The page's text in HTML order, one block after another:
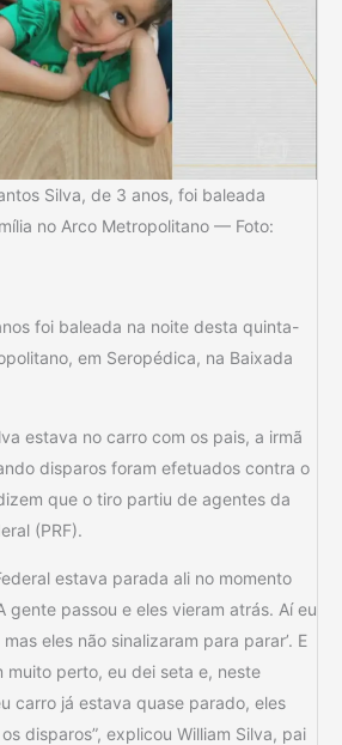
Silva, de 3 anos, foi baleada
no Arco Metropolitano — Foto:
foi baleada na noite desta quinta-
em Seropédica, na Baixada
estava no carro com os pais, a irmã
disparos foram efetuados contra o
que o tiro partiu de agentes da
(PRF).
estava parada ali no momento
gente passou e eles vieram atrás. Aí eu
eles não sinalizaram para parar’. E
muito perto, eu dei seta e, neste
carro já estava quase parado, eles
disparos”, explicou William Silva, pai